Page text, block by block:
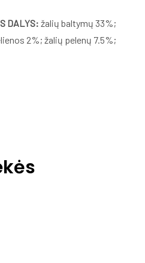
DALYS: žalių baltymų 33%;
2%; žalių pelenų 7.5%;